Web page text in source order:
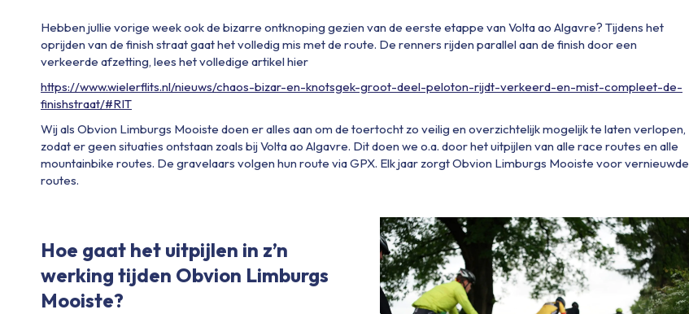
Hebben jullie vorige week ook de bizarre ontknoping gezien van de eerste etappe van Voltaao Algavre? Tijdens het
oprijden van de finish straat gaat het volledig mis met de route. De renners rijden parallel aan de finish door een
verkeerde afzetting, lees het volledige artikel hier
https://www.wielerflits.nl/nieuws/chaos-bizar-en-knotsgek-groot-deel-peloton-rijdt-verkeerd-en-mist-compleet-de-
finishstraat/#RIT
Wij als Obvion Limburgs Mooiste doen er alles aan om de toertocht zo veilig en overzichtelijkmogelijkte laten verlopen,
zodat er geen situaties ontstaan zoals bij Voltaao Algavre. Dit doen we o.a. door het uitpijlen van alle race routes en alle
mountainbike routes. De gravelaars volgen hun route via GPX. Elk jaar zorgtObvion Limburgs Mooiste voor vernieuwde
routes.
Hoe gaat het uitpijlen in z’n
werking tijden Obvion Limburgs
Mooiste?